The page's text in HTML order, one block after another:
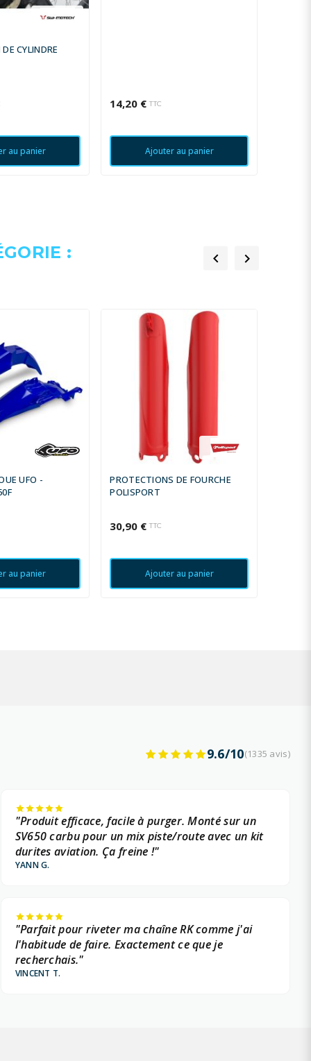
CYLINDRE
au panier
14,20 € TTC
Ajouter au panier
:  
UFO -
au panier
PROTECTIONS DE FOURCHE
POLISPORT
30,90 € TTC
Ajouter au panier
9.6/10(1335 avis)
"Produit efficace, facile à purger. Monté sur un
SV650 carbu pour un mix piste/route avec un kit
durites aviation. Ça freine !"
YANN G.
"Parfait pour riveter ma chaîne RK comme j'ai
l'habitude de faire. Exactement ce que je
recherchais."
VINCENT T.